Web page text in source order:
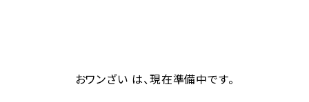
おワンざい は、現在準備中です。